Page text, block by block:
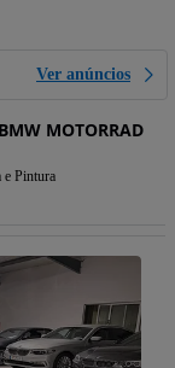
Ver anúncios
MOTORRAD
e Pintura